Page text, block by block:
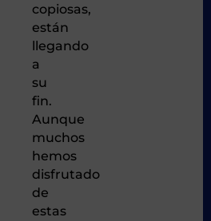
copiosas,
están
llegando
a
su
fin.
Aunque
muchos
hemos
disfrutado
de
estas